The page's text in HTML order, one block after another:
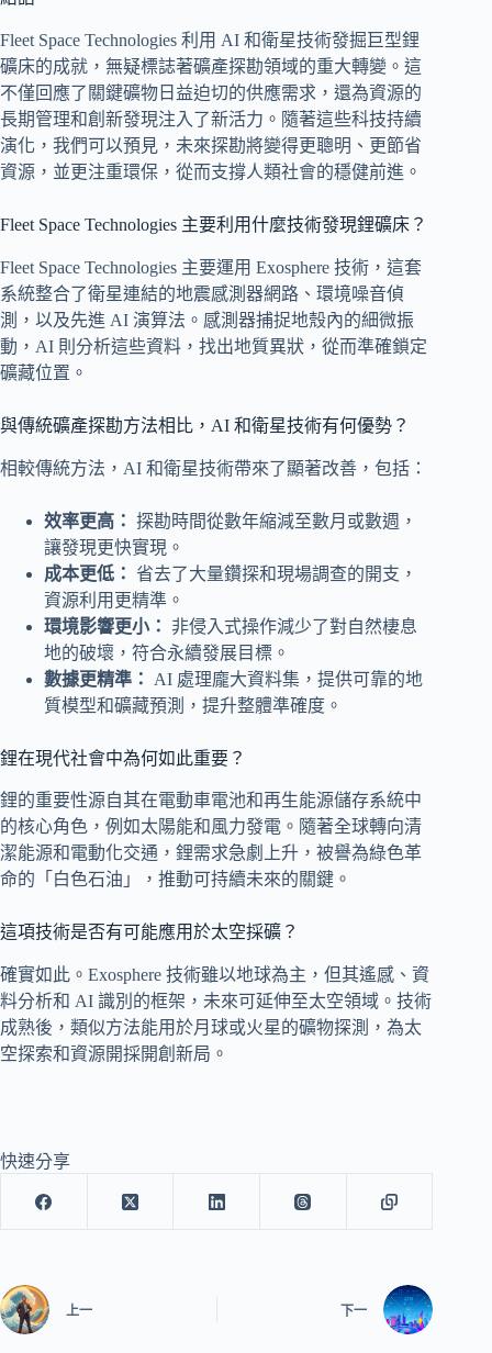
Fleet Space Technologies 利用 AI 和衛星技術發掘巨型鋰
礦床的成就，無疑標誌著礦產探勘領域的重大轉變。這
不僅回應了關鍵礦物日益迫切的供應需求，還為資源的
長期管理和創新發現注入了新活力。隨著這些科技持續
演化，我們可以預見，未來探勘將變得更聰明、更節省
資源，並更注重環保，從而支撐人類社會的穩健前進。
Fleet Space Technologies 主要利用什麼技術發現鋰礦床？
Fleet Space Technologies 主要運用 Exosphere 技術，這套
系統整合了衛星連結的地震感測器網路、環境噪音偵
測，以及先進 AI 演算法。感測器捕捉地殼內的細微振
動，AI 則分析這些資料，找出地質異狀，從而準確鎖定
礦藏位置。
與傳統礦產探勘方法相比，AI 和衛星技術有何優勢？
相較傳統方法，AI 和衛星技術帶來了顯著改善，包括：
效率更高： 探勘時間從數年縮減至數月或數週，
讓發現更快實現。
成本更低： 省去了大量鑽探和現場調查的開支，
資源利用更精準。
環境影響更小：
非侵入式操作減少了對自然棲息
地的破壞，符合永續發展目標。
數據更精準：
AI 處理龐大資料集，提供可靠的地
質模型和礦藏預測，提升整體準確度。
鋰在現代社會中為何如此重要？
鋰的重要性源自其在電動車電池和再生能源儲存系統中
的核心角色，例如太陽能和風力發電。隨著全球轉向清
潔能源和電動化交通，鋰需求急劇上升，被譽為綠色革
命的「白色石油」，推動可持續未來的關鍵。
這項技術是否有可能應用於太空採礦？
確實如此。Exosphere 技術雖以地球為主，但其遙感、資
料分析和 AI 識別的框架，未來可延伸至太空領域。技術
成熟後，類似方法能用於月球或火星的礦物探測，為太
空探索和資源開採開創新局。
快速分享
上一 下一